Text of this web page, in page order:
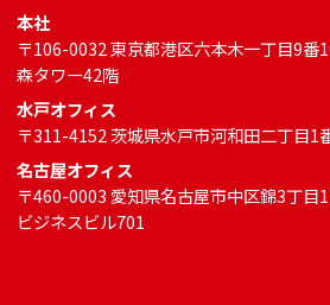
本社
〒106-0032 東京都港区六本木一丁目9番
森タワー42階
水戸オフィス
〒311-4152 茨城県水戸市河和田二丁目1
名古屋オフィス
〒460-0003 愛知県名古屋市中区錦3丁目
ビジネスビル701